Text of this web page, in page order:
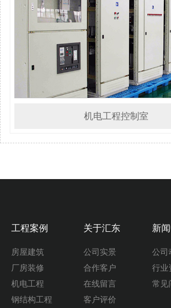
机电工程控制室
工程案例
房屋建筑
厂房装修
机电工程
钢结构工程
关于汇东
公司实景
合作客户
在线留言
客户评价
新
公司
行业
常见